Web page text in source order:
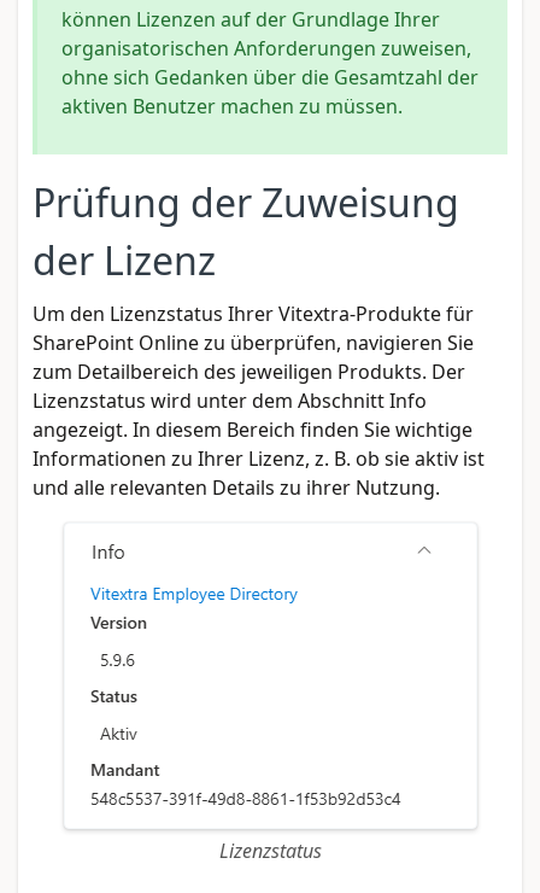
können Lizenzen auf der Grundlage Ihrer
organisatorischen Anforderungen zuweisen,
ohne sich Gedanken über die Gesamtzahl der
aktiven Benutzer machen zu müssen.
Prüfung der Zuweisung
der Lizenz
Um den Lizenzstatus Ihrer Vitextra-Produkte für
SharePoint Online zu überprüfen, navigieren Sie
zum Detailbereich des jeweiligen Produkts. Der
Lizenzstatus wird unter dem Abschnitt Info
angezeigt. In diesem Bereich finden Sie wichtige
Informationen zu Ihrer Lizenz, z. B. ob sie aktiv ist
und alle relevanten Details zu ihrer Nutzung.
Lizenzstatus